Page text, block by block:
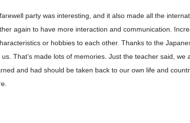
farewell party was interesting, and it also made all the
again to have more interaction and communication.
or hobbies to each other. Thanks to the
us. That’s made lots of memories. Just the teacher said,
and had should be taken back to our own life and